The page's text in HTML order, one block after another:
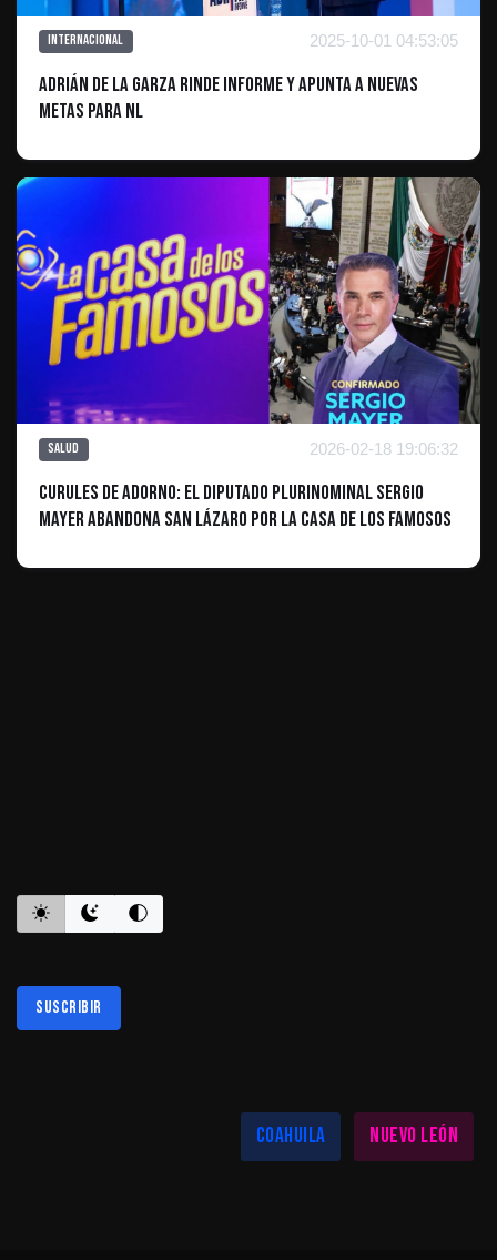
Internacional 2025-10-01 04:53:05
Adrián de la Garza Rinde Informe y Apunta a Nuevas
Metas para NL
Salud 2026-02-18 19:06:32
Curules de adorno: El diputado plurinominal Sergio
Mayer abandona San Lázaro por la Casa de Los Famosos
Suscribir
Coahuila
Nuevo León